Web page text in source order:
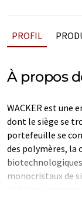
PROFIL
À propos
WACKER est une
dont le siège se
portefeuille se
des polymères, la
monocristaux de